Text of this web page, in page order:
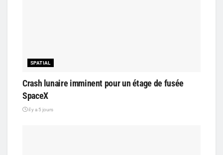
SPATIAL
Crash lunaire imminent pour un étage de fusée
SpaceX
il y a 5 jours